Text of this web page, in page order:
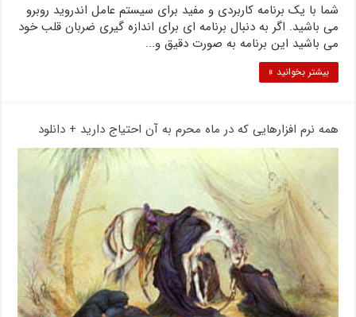
شما با یک برنامه کاربردی و مفید برای سیستم عامل اندروید روبرو
می باشید. اگر به دنبال برنامه ای برای اندازه گیری ضربان قلب خود
می باشید این برنامه به صورت دقیق و...
بیشتر بخوانید »
همه نرم افزارهایی که در ماه محرم به آن احتیاج دارید + دانلود